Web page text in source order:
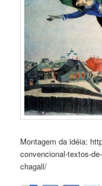
Montagem da idéia:
convencional-textos-
chagall/